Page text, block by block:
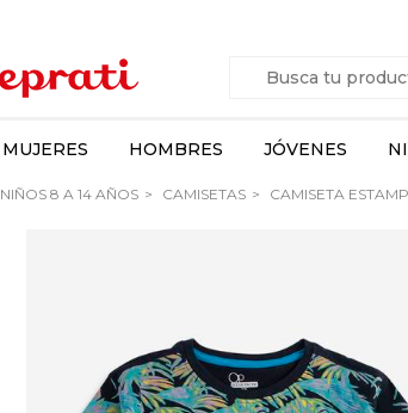
MUJERES HOMBRES JÓVENES
NIÑOS 8 A 14 AÑOS CAMISETAS CAMISETA